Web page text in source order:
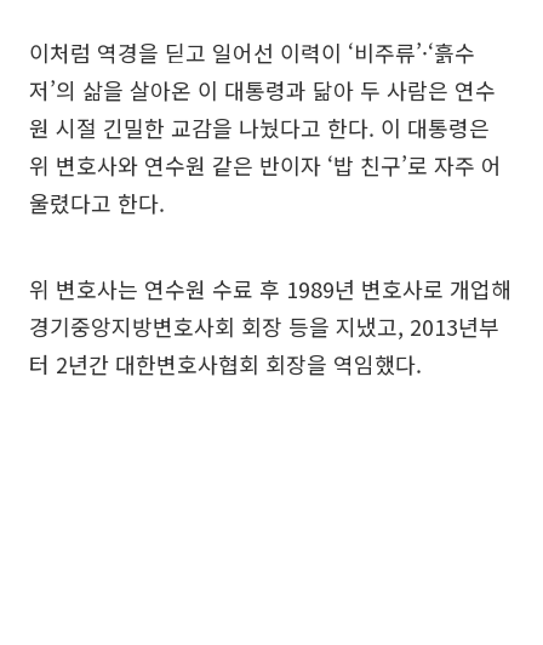
이처럼 역경을 딛고 일어선 이력이 ‘비주류’·‘흙수
저’의 삶을 살아온 이 대통령과 닮아 두 사람은 연수
원 시절 긴밀한 교감을 나눴다고 한다. 이 대통령은
위 변호사와 연수원 같은 반이자 ‘밥 친구’로 자주 어
울렸다고 한다.
위 변호사는 연수원 수료 후 1989년 변호사로 개업해
경기중앙지방변호사회 회장 등을 지냈고, 2013년부
터 2년간 대한변호사협회 회장을 역임했다.